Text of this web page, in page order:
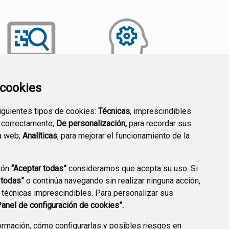
tipos de cookies: Técnicas, imprescindibles
De personalización, para recordar sus
web; Analíticas, para mejorar el funcionamiento de la
“Aceptar todas” consideramos que acepta su uso. Si
o continúa navegando sin realizar ninguna acción,
imprescindibles. Para personalizar sus
de configuración de cookies”.
cómo configurarlas y posibles riesgos en
TRANSPARENCIA